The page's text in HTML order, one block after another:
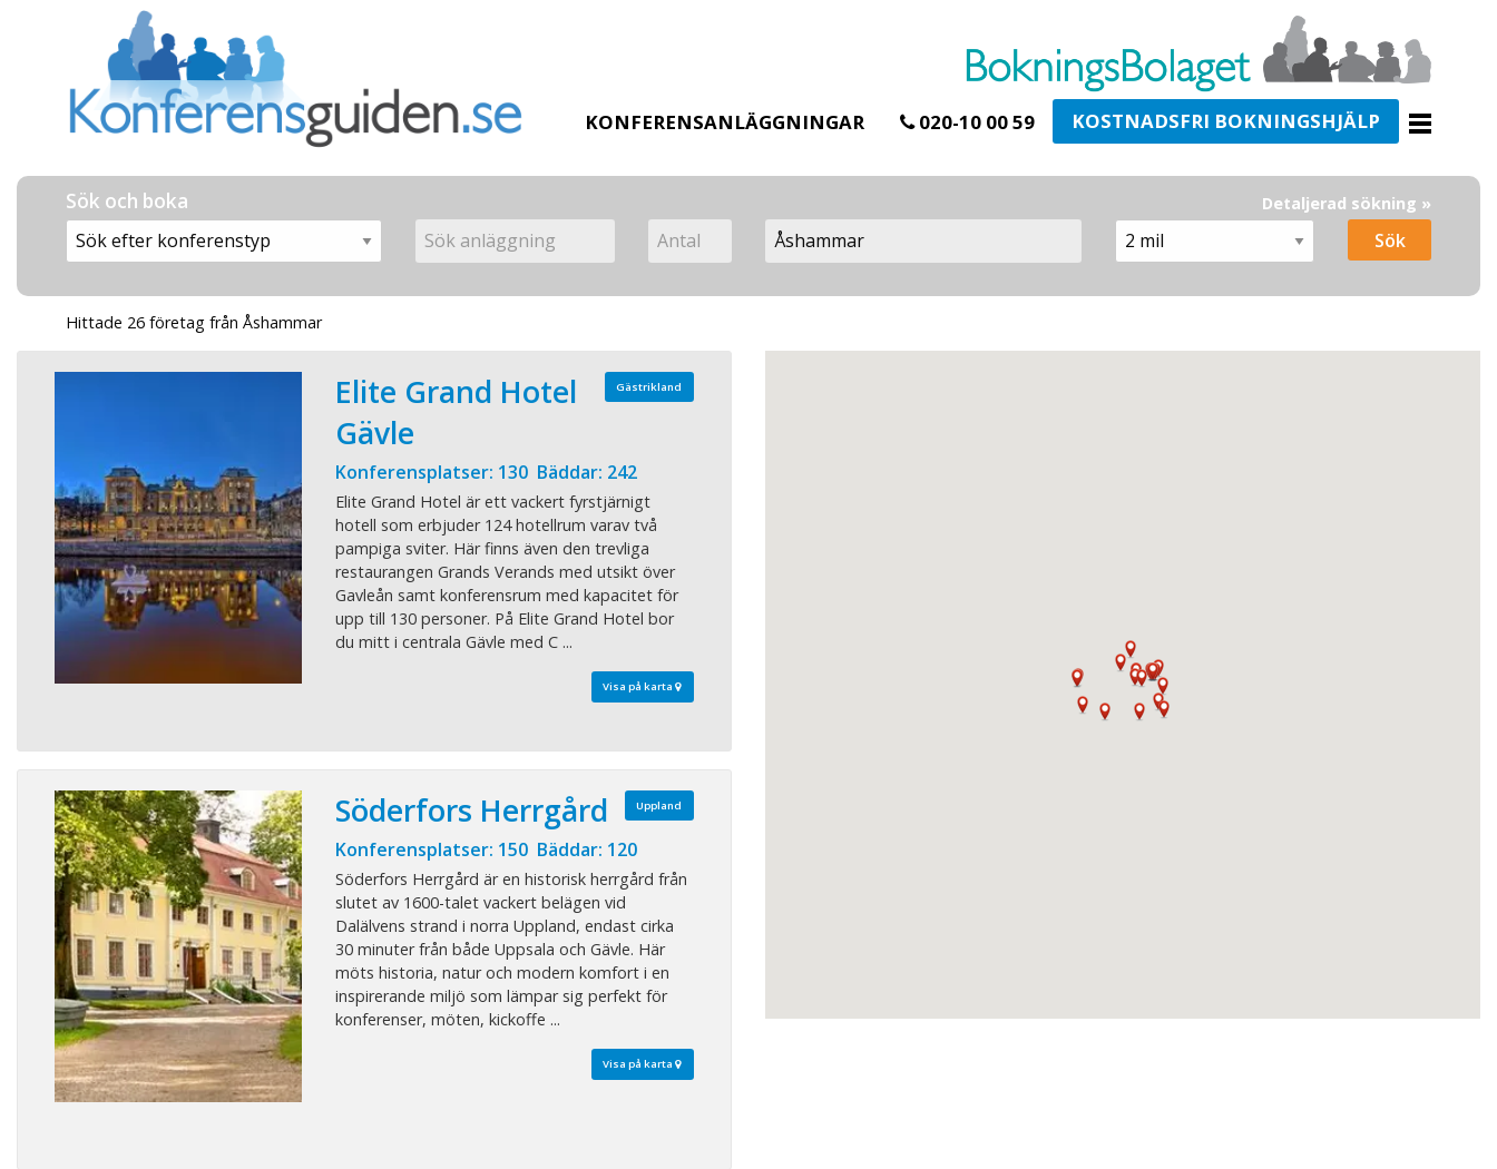
KONFERENSANLÄGGNINGAR 020-10 00 59 KOSTNADSFRI BOKNINGSHJÄLP
Sök och boka Detaljerad sökning »
Hittade 26 företag från Åshammar
Gästrikland
Elite Grand Hotel
Gävle
Konferensplatser: 130 Bäddar: 242
Elite Grand Hotel är ett vackert fyrstjärnigt
hotell som erbjuder 124 hotellrum varav två
pampiga sviter. Här finns även den trevliga
restaurangen Grands Verands med utsikt över
Gavleån samt konferensrum med kapacitet för
upp till 130 personer. På Elite Grand Hotel bor
du mitt i centrala Gävle med C ...
Visa på karta
Uppland
Söderfors Herrgård
Konferensplatser: 150 Bäddar: 120
Söderfors Herrgård är en historisk herrgård från
slutet av 1600-talet vackert belägen vid
Dalälvens strand i norra Uppland, endast cirka
30 minuter från både Uppsala och Gävle. Här
möts historia, natur och modern komfort i en
inspirerande miljö som lämpar sig perfekt för
konferenser, möten, kickoffe ...
Visa på karta